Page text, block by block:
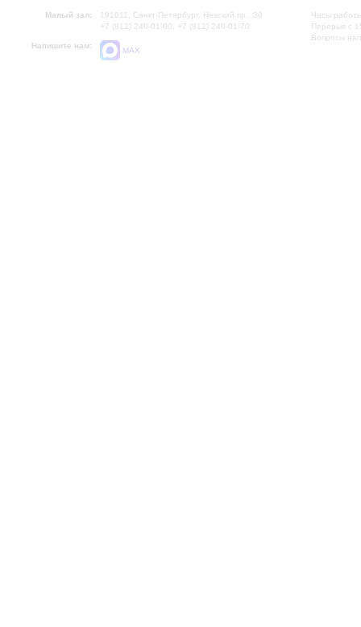
Малый зал:
191011, Санкт-Петербург, Невский пр., 30
+7 (812) 240-01-00, +7 (812) 240-01-70
Напишите нам:
MAX
Часы
Перерыв с
Вопросы